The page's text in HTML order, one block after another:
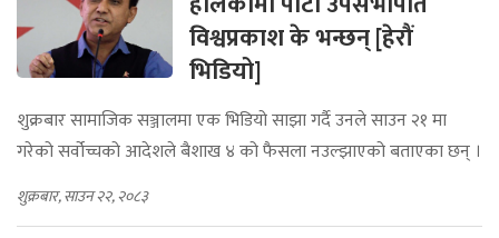
विश्वप्रकाश के भन्छन् [हेरौं
भिडियो]
शुक्रबार सामाजिक सञ्जालमा एक भिडियो साझा गर्दै उनले साउन २१ मा
गरेको सर्वोच्चको आदेशले बैशाख ४ को फैसला नउल्झाएको बताएका छन् ।
शुक्रबार, साउन २२, २०८३